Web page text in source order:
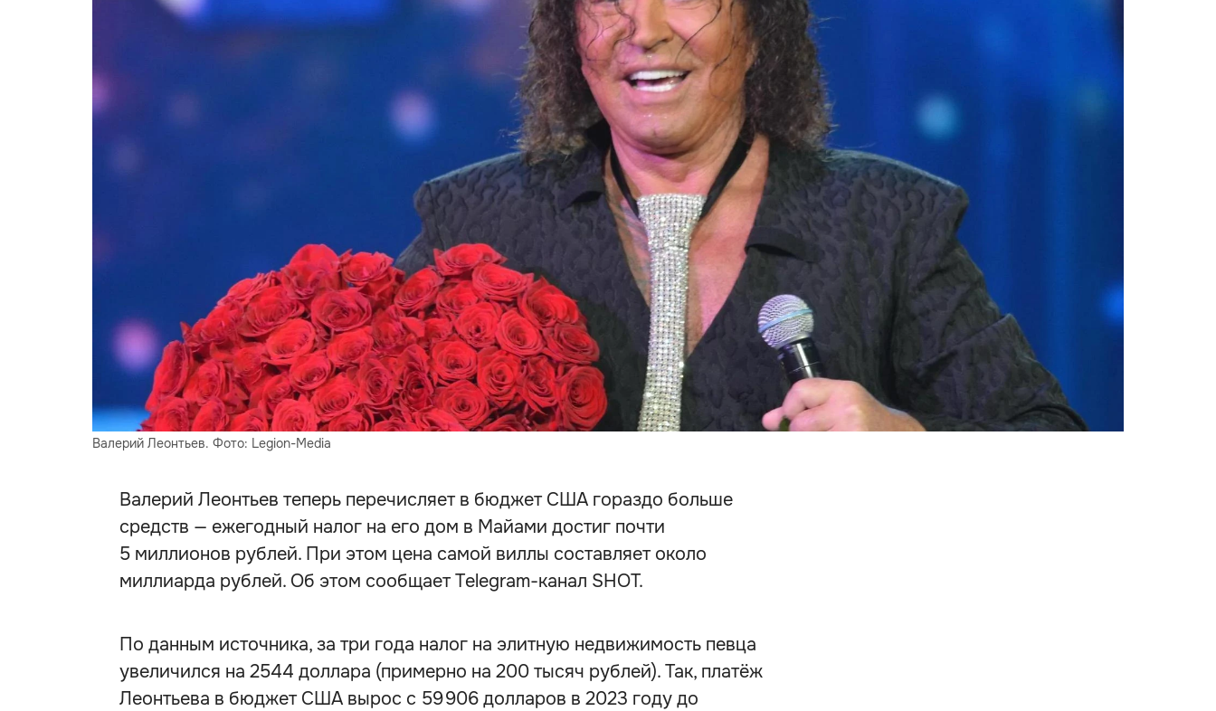
Валерий Леонтьев. Фото: Legion-Media
Валерий Леонтьев теперь перечисляет в бюджет США гораздо больше
средств — ежегодный налог на его дом в Майами достиг почти
5 миллионов рублей. При этом цена самой виллы составляет около
миллиарда рублей. Об этом сообщает Telegram-канал SHOT.
По данным источника, за три года налог на элитную недвижимость певца
увеличился на 2544 доллара (примерно на 200 тысяч рублей). Так, платёж
Леонтьева в бюджет США вырос с 59 906 долларов в 2023 году до